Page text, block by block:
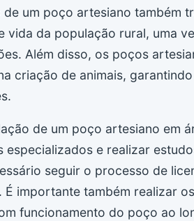
de um poço artesiano também
vida da população rural, uma
Além disso, os poços
criação de animais,
de um poço artesiano em
especializados e realizar
seguir o processo de
É importante também realizar
funcionamento do poço ao